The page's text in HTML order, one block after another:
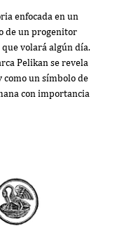
enfocada en un
de un progenitor
volará algún día.
Pelikan se revela
como un símbolo de
con importancia